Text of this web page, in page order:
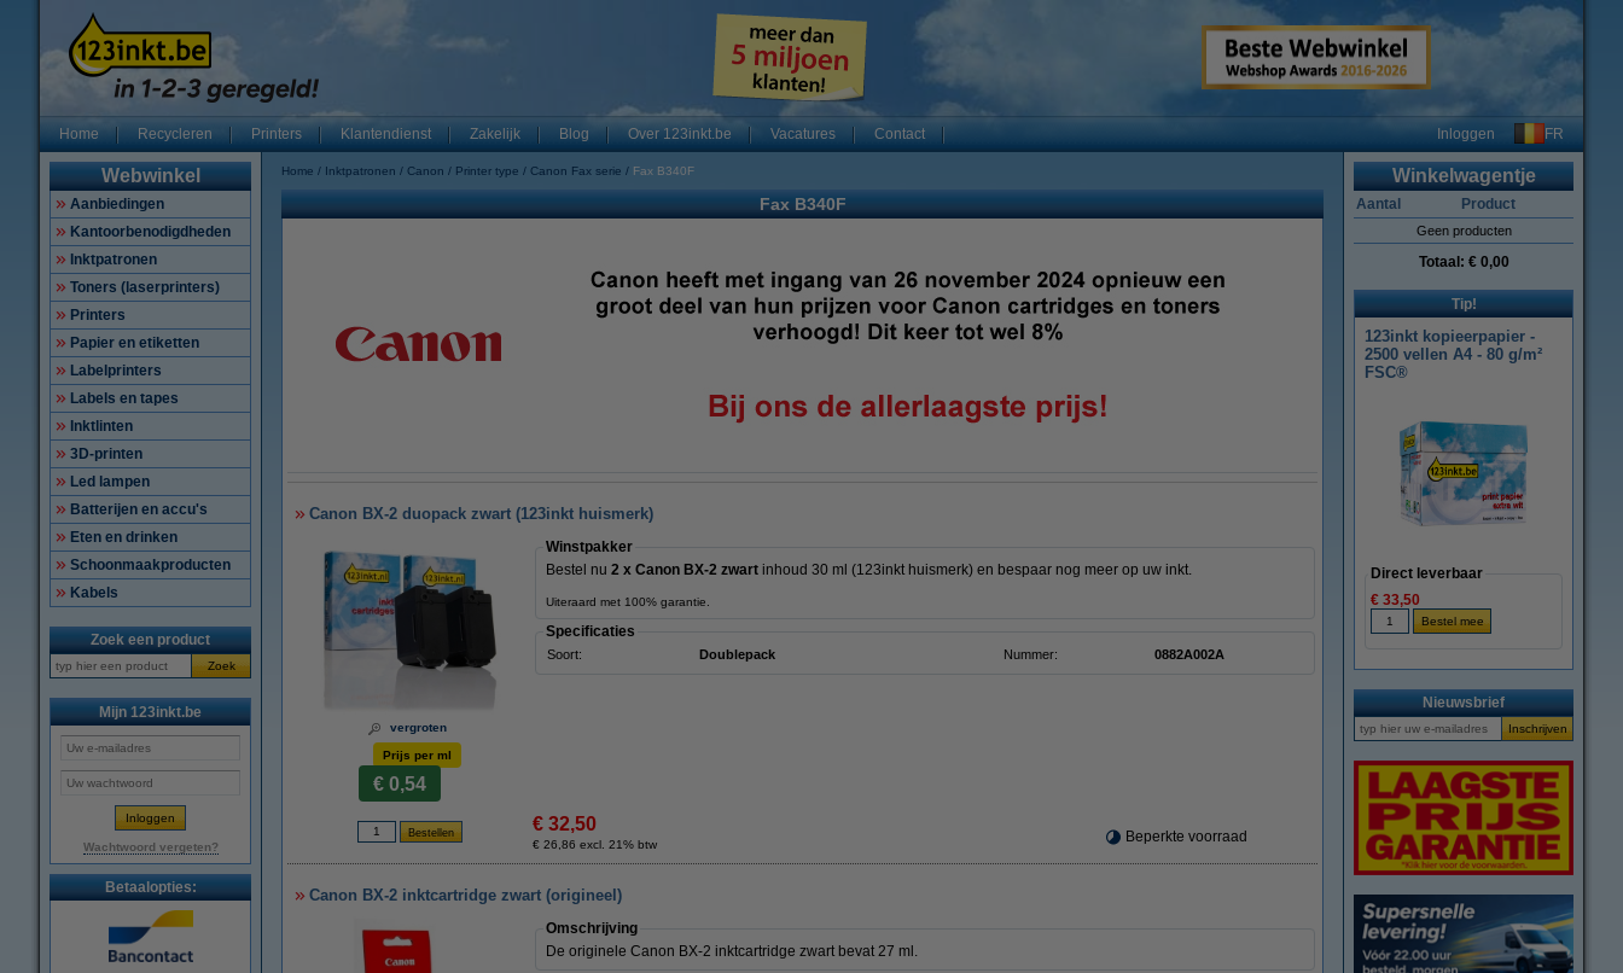
Home Recycleren Printers Klantendienst Zakelijk Blog Over 123inkt.be Vacatures Contact Inloggen FR
Webwinkel
Aanbiedingen
Kantoorbenodigdheden
Inktpatronen
Toners (laserprinters)
Printers
Papier en etiketten
Labelprinters
Labels en tapes
Inktlinten
3D-printen
Led lampen
Batterijen en accu's
Eten en drinken
Schoonmaakproducten
Kabels
Zoek een product
Zoek
Mijn 123inkt.be
Wachtwoord vergeten?
Betaalopties:
Home Inktpatronen Canon Printer type Canon Fax serie Fax B340F
Fax B340F
Canon BX-2 duopack zwart (123inkt huismerk)
vergroten
Winstpakker
Bestel nu 2 x Canon BX-2 zwart inhoud 30 ml (123inkt huismerk) en bespaar nog meer op uw inkt.
Uiteraard met 100% garantie.
Specificaties
Soort: Doublepack Nummer: 0882A002A
Prijs per ml
€ 0,54
€ 32,50
€ 26,86 excl. 21% btw Beperkte voorraad
Canon BX-2 inktcartridge zwart (origineel)
Omschrijving
De originele Canon BX-2 inktcartridge zwart bevat 27 ml.
Winkelwagentje
Aantal Product
Geen producten
Totaal: € 0,00
Tip!
123inkt kopieerpapier -
2500 vellen A4 - 80 g/m²
FSC®
Direct leverbaar
€ 33,50
Nieuwsbrief